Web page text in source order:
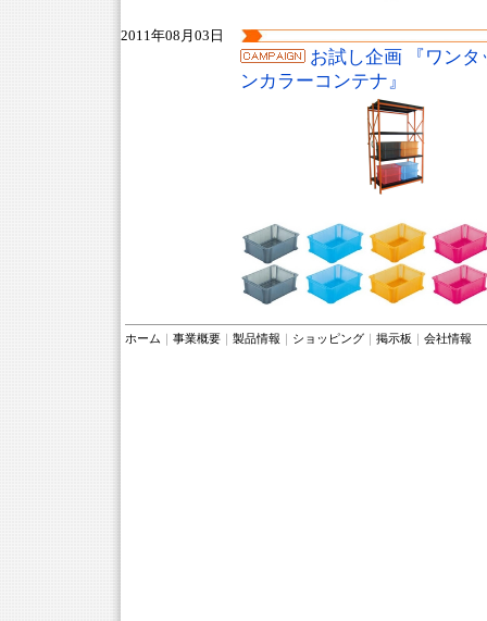
2011年08月03日
お試し企画 『ワン
ンカラーコンテナ』
ホーム 事業概要 製品情報 ショッピング 掲示板 会社情報